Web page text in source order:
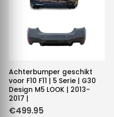
Achterbumper geschikt
voor F10 F11 | 5 Serie | G30
Design M5 LOOK | 2013-
2017 |
€499.95